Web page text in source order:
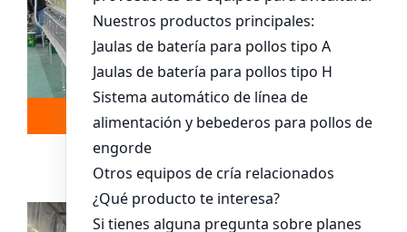
Sistema De Jaula Para Pollitos
Leer más Whatsapp